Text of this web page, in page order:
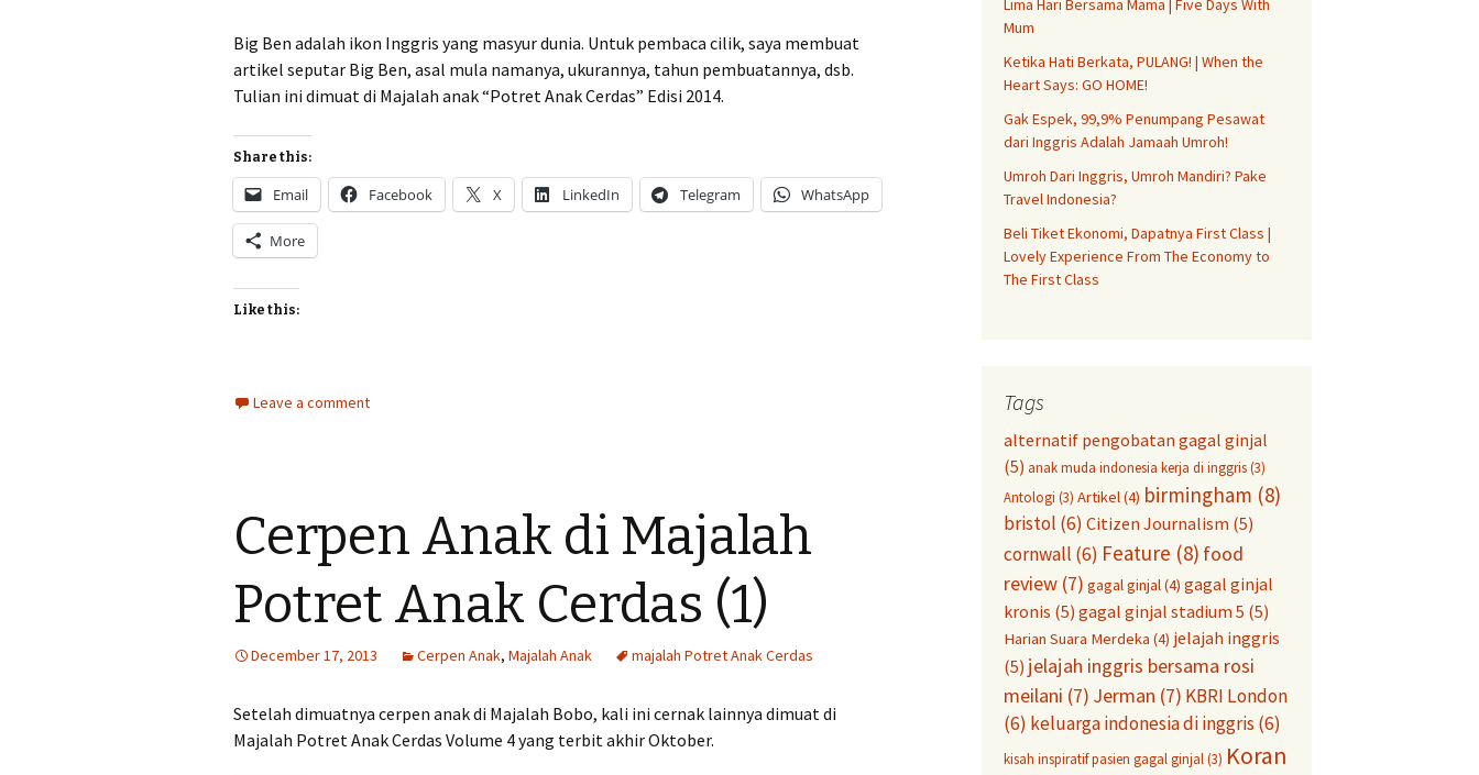
Big Ben adalah ikon Inggris yang masyur dunia. Untuk pembaca cilik, saya membuat
artikel seputar Big Ben, asal mula namanya, ukurannya, tahun pembuatannya, dsb.
Tulian ini dimuat di Majalah anak “Potret Anak Cerdas” Edisi 2014.
Share this:
Email Facebook X LinkedIn Telegram WhatsApp
More
Like this:
Leave a comment
Cerpen Anak di Majalah
Potret Anak Cerdas (1)
December 17, 2013 Cerpen Anak, Majalah Anak majalah Potret Anak Cerdas
Setelah dimuatnya cerpen anak di Majalah Bobo, kali ini cernak lainnya dimuat di
Majalah Potret Anak Cerdas Volume 4 yang terbit akhir Oktober.
Lima Hari Bersama Mama | Five Days With
Mum
Ketika Hati Berkata, PULANG! | When the
Heart Says: GO HOME!
Gak Espek, 99,9% Penumpang Pesawat
dari Inggris Adalah Jamaah Umroh!
Umroh Dari Inggris, Umroh Mandiri? Pake
Travel Indonesia?
Beli Tiket Ekonomi, Dapatnya First Class |
Lovely Experience From The Economy to
The First Class
Tags
alternatif pengobatan gagal ginjal
(5) anak muda indonesia kerja di inggris(3)
Antologi (3) Artikel(4) birmingham (8)
bristol (6) Citizen Journalism (5)
cornwall (6) Feature (8) food
review (7) gagal ginjal(4) gagal ginjal
kronis (5) gagal ginjal stadium 5 (5)
Harian Suara Merdeka (4) jelajah inggris
(5) jelajah inggris bersama rosi
meilani (7) Jerman (7) KBRI London
(6) keluarga indonesia di inggris(6)
kisah inspiratif pasien gagal ginjal (3) Koran